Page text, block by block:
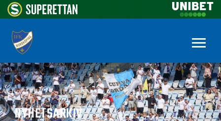
NYHETSARKIV